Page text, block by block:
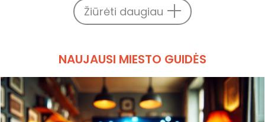
Žiūrėti daugiau
NAUJAUSI MIESTO GUIDĖS